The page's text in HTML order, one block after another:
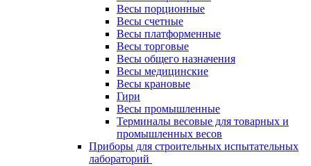
Весы порционные
Весы счетные
Весы платформенные
Весы торговые
Весы общего назначения
Весы медицинские
Весы крановые
Гири
Весы промышленные
Терминалы весовые для товарных и
промышленных весов
Приборы для строительных испытательных
лабораторий